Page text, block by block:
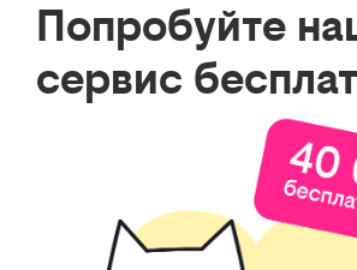
Попробуйте
сервис